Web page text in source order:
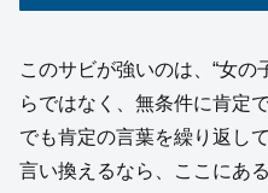
このサビが強いのは、“女の
らではなく、無条件に肯定
でも肯定の言葉を繰り返し
言い換えるなら、ここにあ